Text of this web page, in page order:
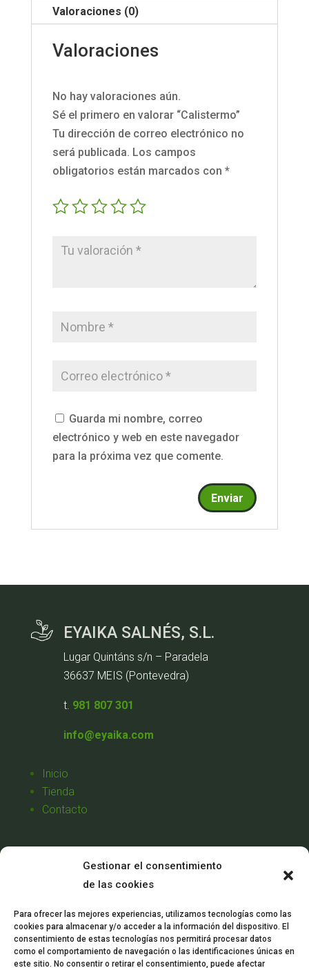
Gestionar el consentimiento
de las cookies
Para ofrecer las mejores experiencias, utilizamos tecnologías como las
cookies para almacenar y/o acceder a la información del dispositivo. El
consentimiento de estas tecnologías nos permitirá procesar datos
como el comportamiento de navegación o las identificaciones únicas en
este sitio. No consentir o retirar el consentimiento, puede afectar
Valoraciones (0)
Valoraciones
No hay valoraciones aún.
Sé el primero en valorar “Calistermo”
Tu dirección de correo electrónico no
será publicada. Los campos
obligatorios están marcados con *
Guarda mi nombre, correo
electrónico y web en este navegador
para la próxima vez que comente.
EYAIKA SALNÉS, S.L.
Lugar Quintáns s/n – Paradela
36637 MEIS (Pontevedra)
t. 981 807 301
info@eyaika.com
Inicio
Tienda
Contacto
Aviso Legal
Política de Privacidad
Condiciones de Venta
Mi Cuenta